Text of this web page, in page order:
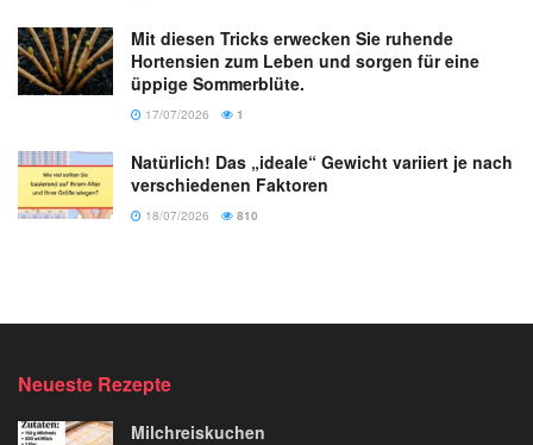
Mit diesen Tricks erwecken Sie ruhende
Hortensien zum Leben und sorgen für eine
üppige Sommerblüte.
17/07/2026 1
Natürlich! Das „ideale“ Gewicht variiert je nach
verschiedenen Faktoren
18/07/2026 810
Neueste Rezepte
Milchreiskuchen